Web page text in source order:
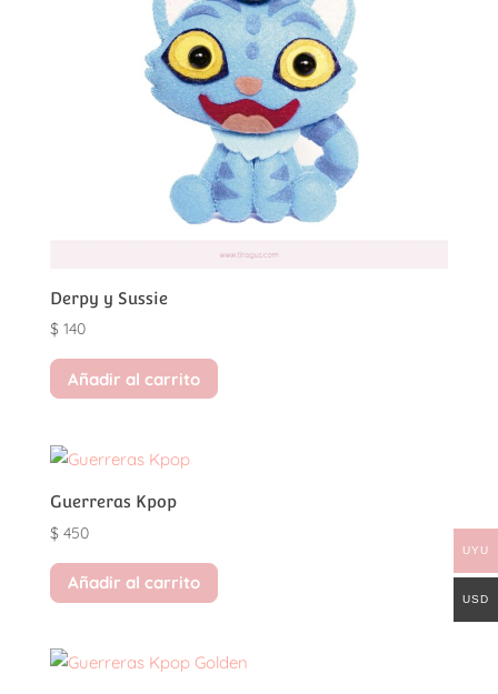
Derpy y Sussie
$140
Añadir al carrito
Guerreras Kpop
$450
Añadir al carrito
UYU
USD